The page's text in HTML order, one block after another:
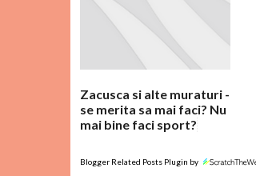
Zacusca si alte muraturi -
se merita sa mai faci? Nu
mai bine faci sport?
Blogger Related Posts Plugin by
a